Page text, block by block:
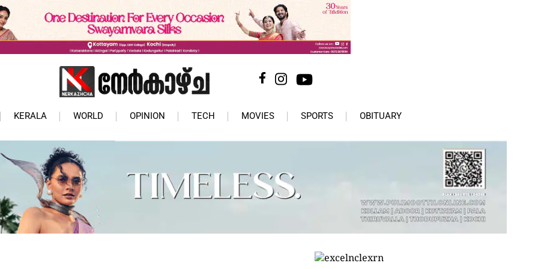
KERALA WORLD OPINION TECH MOVIES SPORTS OBITUARY